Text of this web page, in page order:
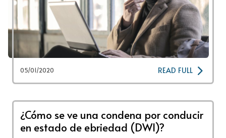
05/01/2020 READ FULL
¿Cómo se ve una condena por conducir
en estado de ebriedad (DWI)?